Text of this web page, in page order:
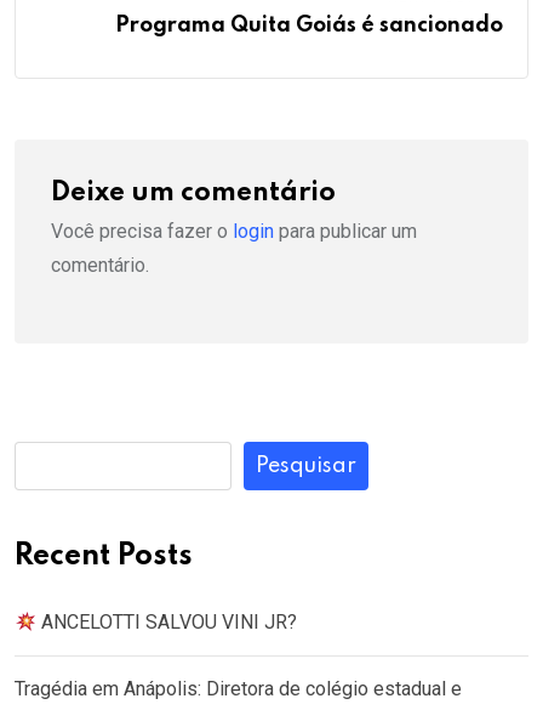
Programa Quita Goiás é sancionado
Deixe um comentário
Você precisa fazer o login para publicar um
comentário.
Pesquisar
Recent Posts
ANCELOTTI SALVOU VINI JR?
Tragédia em Anápolis: Diretora de colégio estadual e